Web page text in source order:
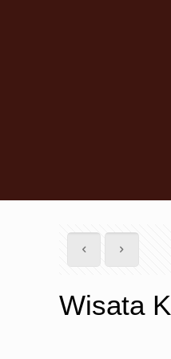
Wisata